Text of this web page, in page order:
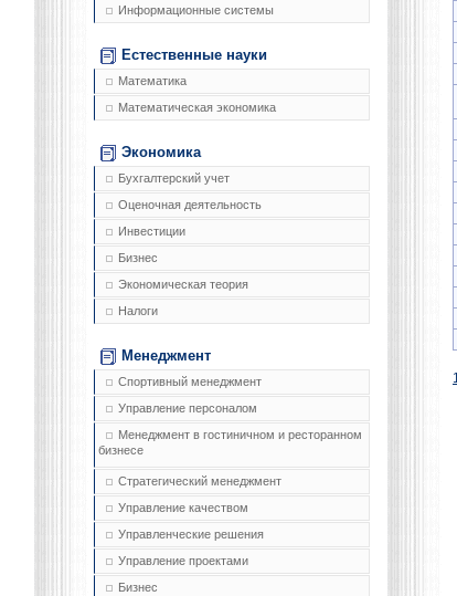
Информационные системы
Естественные науки
Математика
Математическая экономика
Экономика
Бухгалтерский учет
Оценочная деятельность
Инвестиции
Бизнес
Экономическая теория
Налоги
Менеджмент
Спортивный менеджмент
Управление персоналом
Менеджмент в гостиничном и ресторанном
бизнесе
Стратегический менеджмент
Управление качеством
Управленческие решения
Управление проектами
Бизнес